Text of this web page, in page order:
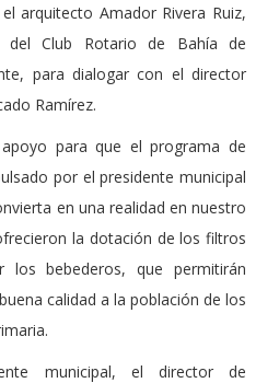
arquitecto Amador Rivera Ruiz,
del Club Rotario de Bahía de
para dialogar con el director
Ramírez.
para que el programa de
por el presidente municipal
en una realidad en nuestro
la dotación de los filtros
los bebederos, que permitirán
calidad a la población de los
municipal, el director de